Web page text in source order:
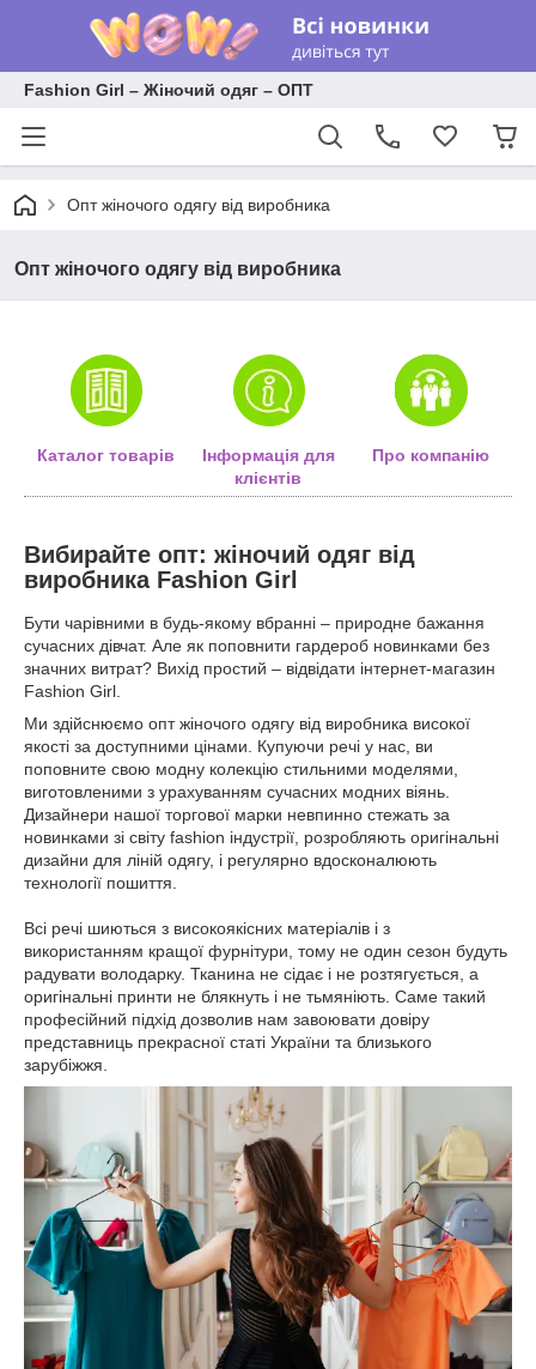
Fashion Girl – Жіночий одяг – ОПТ
Опт жіночого одягу від виробника
Опт жіночого одягу від виробника
Каталог товарів
Інформація для
клієнтів
Про компанію
Вибирайте опт: жіночий одяг від
виробника Fashion Girl
Бути чарівними в будь-якому вбранні – природне бажання
сучасних дівчат. Але як поповнити гардероб новинками без
значних витрат? Вихід простий – відвідати інтернет-магазин
Fashion Girl.
Ми здійснюємо опт жіночого одягу від виробника високої
якості за доступними цінами. Купуючи речі у нас, ви
поповните свою модну колекцію стильними моделями,
виготовленими з урахуванням сучасних модних віянь.
Дизайнери нашої торгової марки невпинно стежать за
новинками зі світу fashion індустрії, розробляють оригінальні
дизайни для ліній одягу, і регулярно вдосконалюють
технології пошиття.
Всі речі шиються з високоякісних матеріалів і з
використанням кращої фурнітури, тому не один сезон будуть
радувати володарку. Тканина не сідає і не розтягується, а
оригінальні принти не блякнуть і не тьмяніють. Саме такий
професійний підхід дозволив нам завоювати довіру
представниць прекрасної статі України та близького
зарубіжжя.